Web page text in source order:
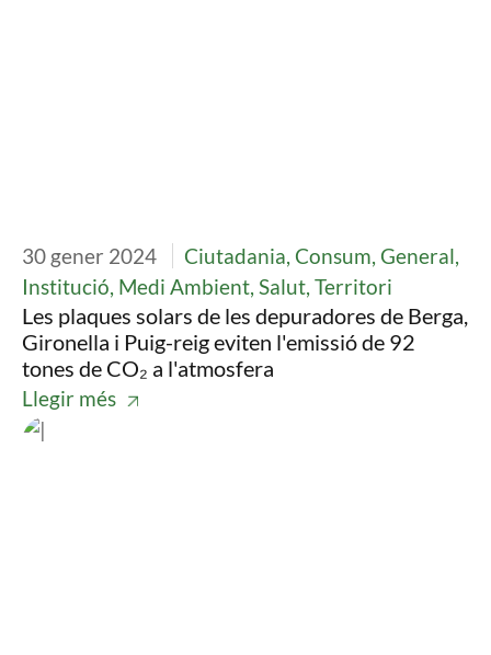
30 gener 2024
Ciutadania, Consum, General,
Institució, Medi Ambient, Salut, Territori
Les plaques solars de les depuradores de Berga,
Gironella i Puig-reig eviten l'emissió de 92
tones de CO₂ a l'atmosfera
Llegir més
Imatge